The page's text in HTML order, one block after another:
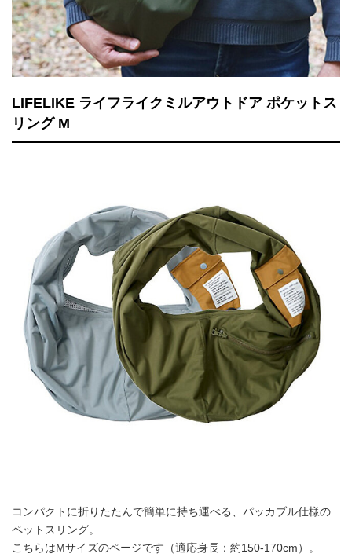
LIFELIKE ライフライクミルアウトドア ポケットス
リング M
コンパクトに折りたたんで簡単に持ち運べる、パッカブル仕様の
ペットスリング。
こちらはMサイズのページです（適応身長：約150-170cm）。